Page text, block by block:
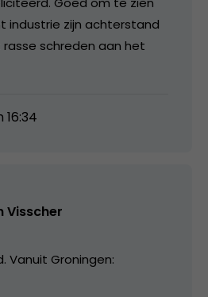
industrie zijn achterstand
schreden aan het
Visscher
Vanuit Groningen: